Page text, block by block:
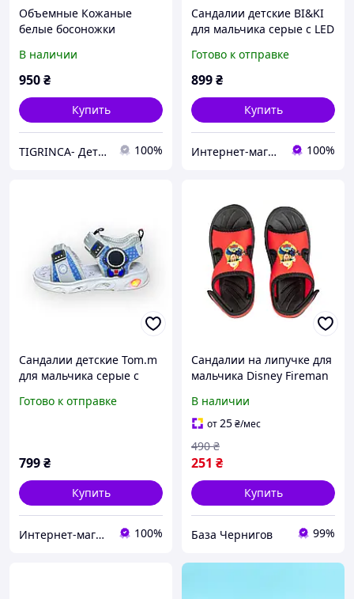
Объемные Кожаные
белые босоножки
21(13,7),
23(15,2),24(15,8)25(16,5),26
В наличии
950₴
Купить
TIGRINCA- Детская и подростковая обувь. 100%
Сандалии детские BI&KI
для мальчика серые с LED
супинатором размер 26
(17 см)
Готово к отправке
899₴
Купить
Интернет-магазин детской одежды и обуви 100%
Сандалии детские Tom.m
для мальчика серые с
липучках с супинатором
Готово к отправке
799₴
Купить
Интернет-магазин детской одежды и обуви 100%
Сандалии на липучке для
мальчика Disney Fireman
В наличии
от25₴/мес
251 ₴
490 ₴
Купить
База Чернигов 99%